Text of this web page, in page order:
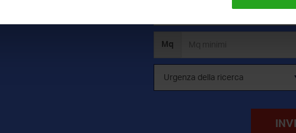
e riceverai in
Mq